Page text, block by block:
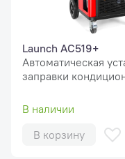
Launch AC519+
Автоматическая
заправки
В наличии
В корзину